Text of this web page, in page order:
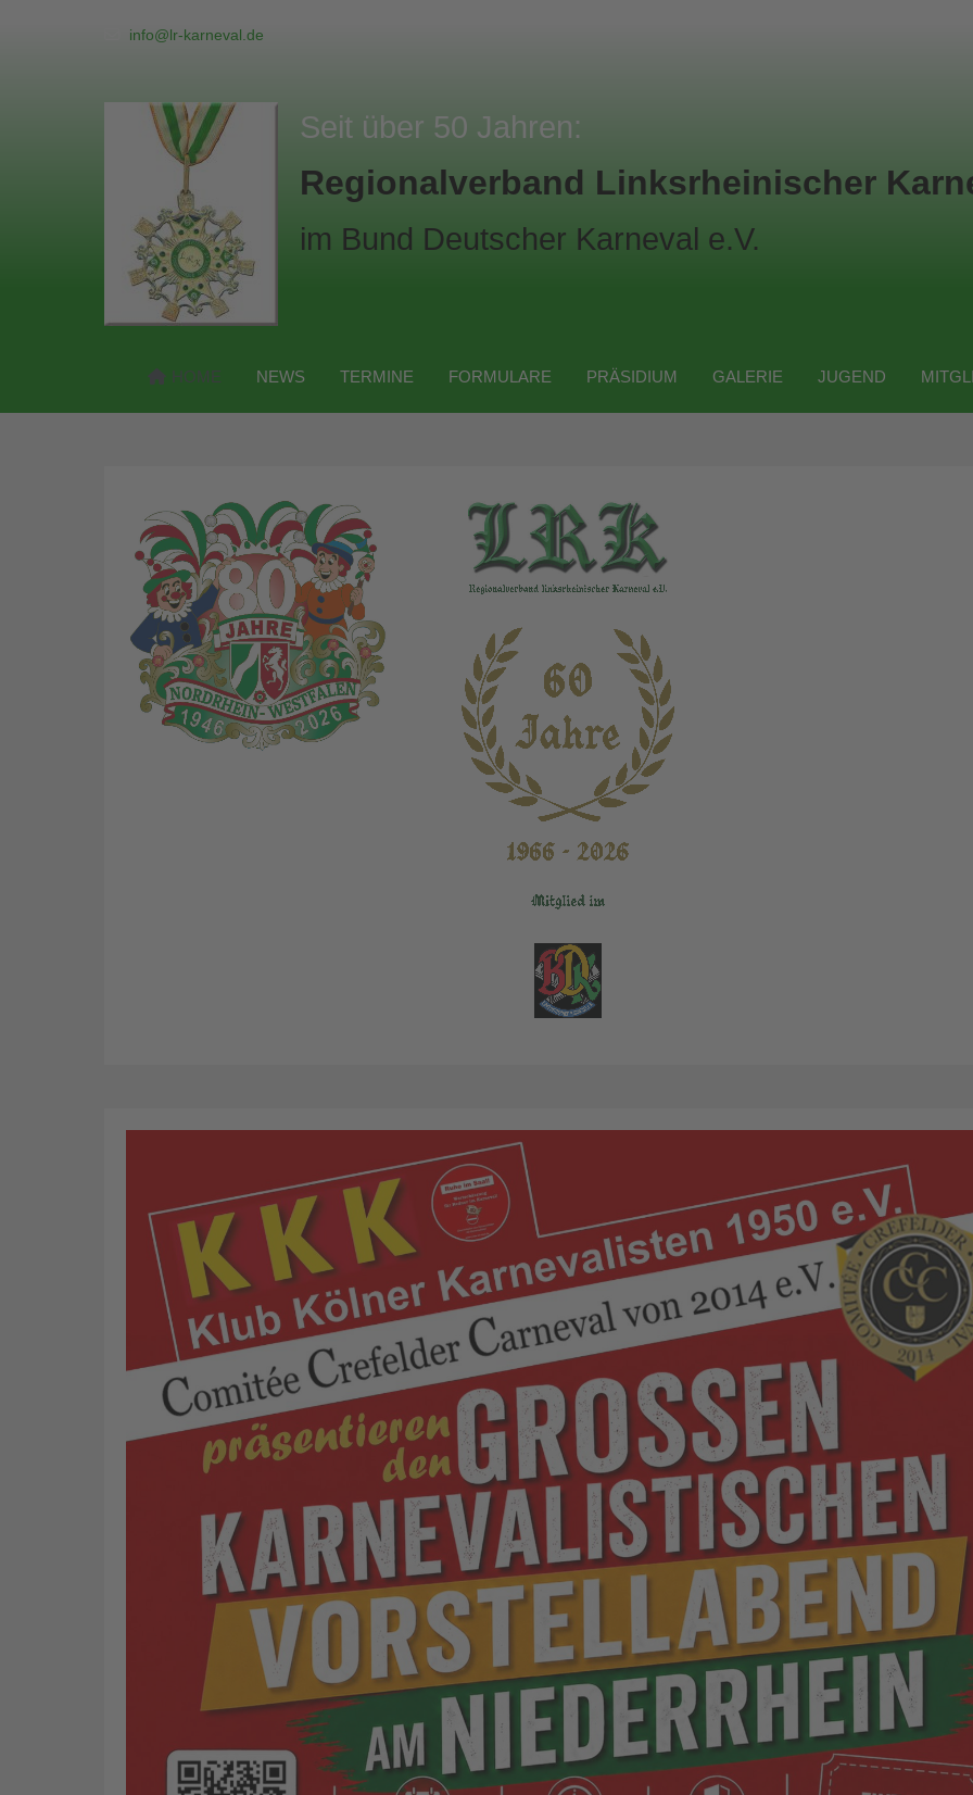
info@lr-karneval.de
Seit über 50 Jahren:
Regionalverband Linksrheinischer
im Bund Deutscher Karneval e.V.
HOME NEWS TERMINE FORMULARE PRÄSIDIUM GALERIE JUGEND